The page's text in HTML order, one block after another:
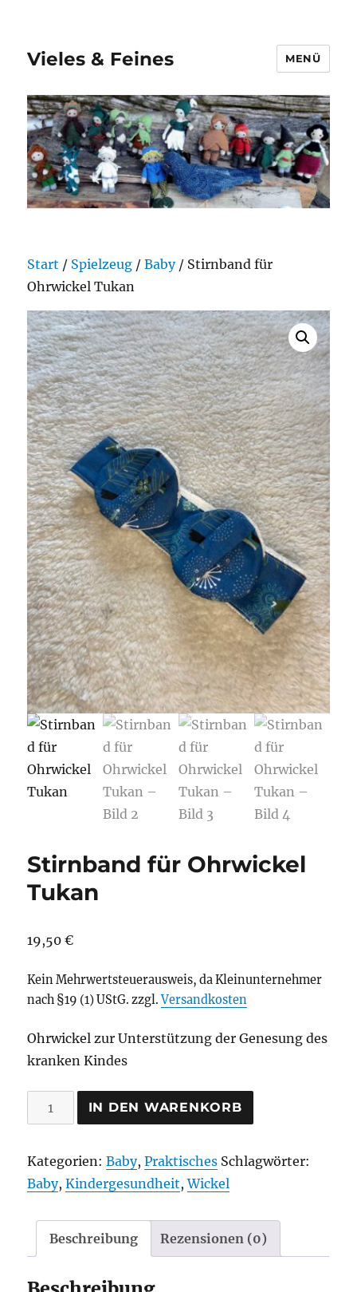
Vieles & Feines MENÜ
Start / Spielzeug /Baby/ Stirnband für
Ohrwickel Tukan
Stirnband für Ohrwickel
Tukan
19,50€
Kein Mehrwertsteuerausweis, da Kleinunternehmer
nach §19 (1) UStG. zzgl.Versandkosten
Ohrwickel zur Unterstützung der Genesung des
kranken Kindes
Stirnband
für
Tukan
Menge
IN DEN WARENKORB
Kategorien:Baby,Praktisches Schlagwörter:
Baby,Kindergesundheit,Wickel
Beschreibung Rezensionen (0)